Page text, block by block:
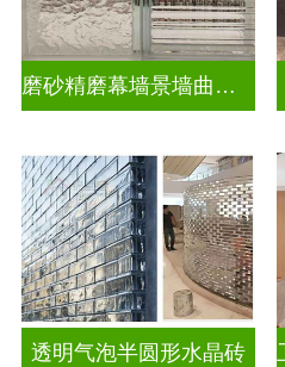
磨砂精磨幕墙景墙曲面玻璃
透明气泡半圆形水晶砖